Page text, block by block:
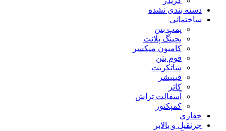
دسته بندی نشده
ساختمانی
پمپ بتن
بچینگ پلانت
کامیون میکسر
فوم بتن
شاتکریت
فینیشر
کاتر
آسفالت تراش
کمپکتور
حفاری
جرثقیل و بالابر